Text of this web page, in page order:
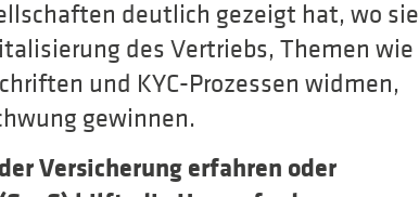
deutlich gezeigt hat, wo sie
des Vertriebs, Themen wie
und KYC-Prozessen widmen,
gewinnen.
Versicherung erfahren oder